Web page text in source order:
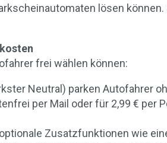
lösen
frei wählen können:
Neutral) parken Autofahrer
per Mail oder für 2,99 € per
Zusatzfunktionen wie